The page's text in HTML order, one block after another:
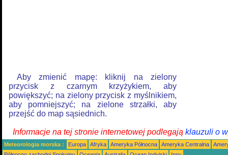
Aby zmienić mapę: kliknij na zielony
przycisk z czarnym krzyżykiem, aby
powiększyć; na zielony przycisk z myślnikiem,
aby pomniejszyć; na zielone strzałki, aby
przejść do map sąsiednich.
Informacje na tej stronie internetowej podlegają klauzuli o
Meteorologia morska : Europa Afryka Ameryka Północna Ameryka Centralna